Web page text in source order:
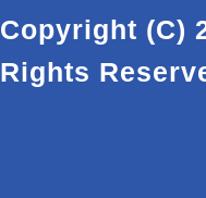
Copyright (C)
Rights